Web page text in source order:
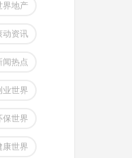
界地产
动资讯
闻热点
业世界
保世界
康世界